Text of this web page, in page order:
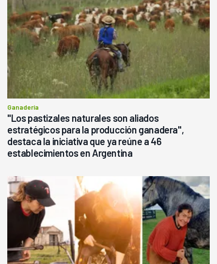
Ganadería
"Los pastizales naturales son aliados
estratégicos para la producción ganadera",
destaca la iniciativa que ya reúne a 46
establecimientos en Argentina